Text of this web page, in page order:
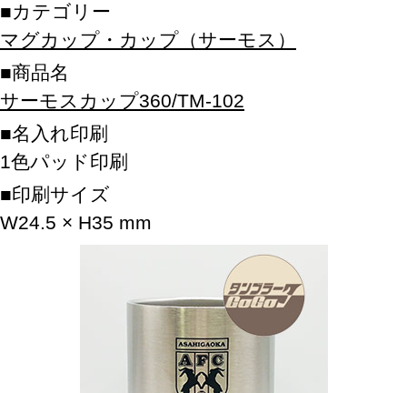
カテゴリー
マグカップ・カップ（サーモス）
商品名
サーモスカップ360/TM-102
名入れ印刷
1色パッド印刷
印刷サイズ
W24.5 × H35 mm